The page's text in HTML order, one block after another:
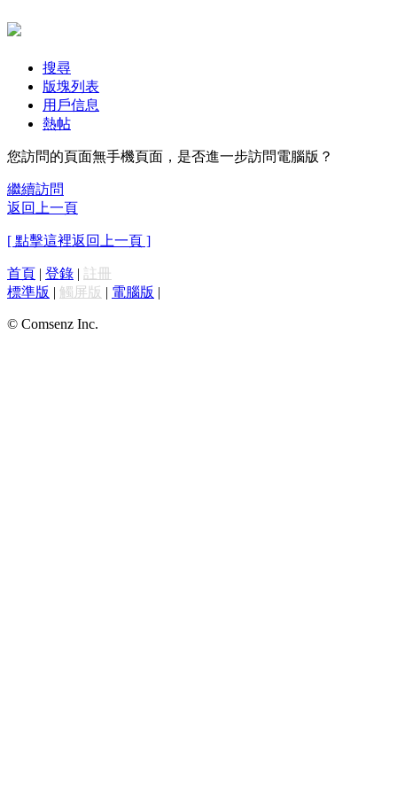
搜尋
版塊列表
用戶信息
熱帖
您訪問的頁面無手機頁面，是否進一步訪問電腦版？
繼續訪問
返回上一頁
[ 點擊這裡返回上一頁 ]
首頁 | 登錄 | 註冊
標準版 | 觸屏版 | 電腦版 |
© Comsenz Inc.